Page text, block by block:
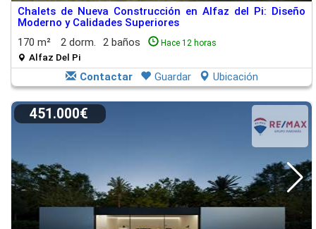
Chalets de Nueva Construcción en Alfaz del Pi: Diseño
Moderno y Calidades Superiores
170 m²
2 dorm. 2 baños Hace 12 horas
Alfaz Del Pi
Contactar Guardar Ubicación
451.000€